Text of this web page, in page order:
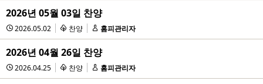
2026년 05월 03일 찬양
2026.05.02 찬양 홈피관리자
2026년 04월 26일 찬양
2026.04.25 찬양 홈피관리자